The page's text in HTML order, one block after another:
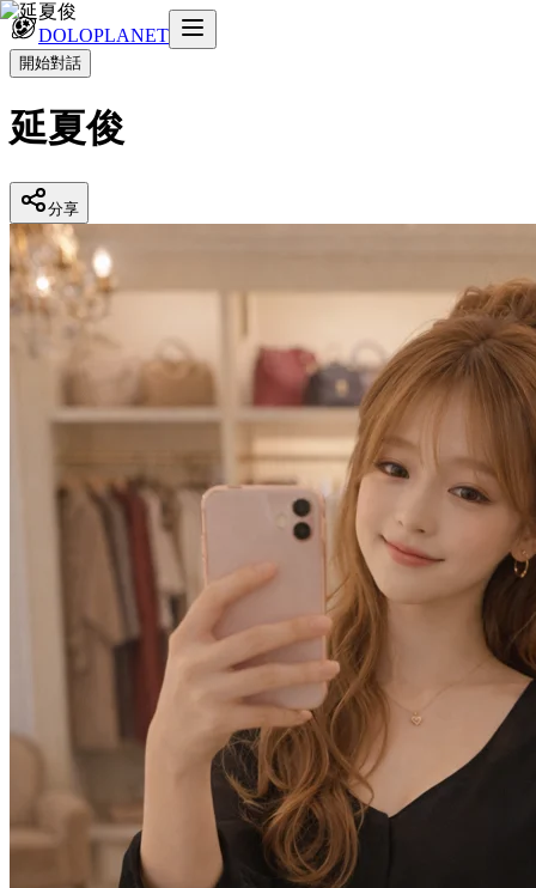
DOLOPLANET
開始對話
延夏俊
分享